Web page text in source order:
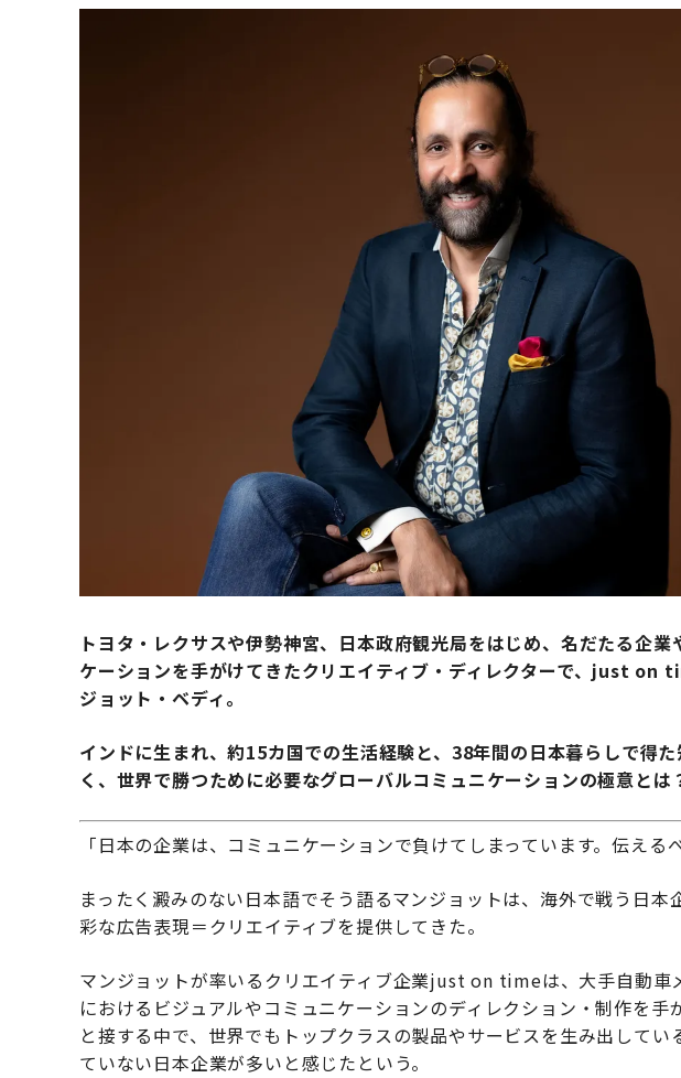
トヨタ・レクサスや伊勢神宮、日本政府観光局をはじめ、名だたる企
ケーションを手がけてきたクリエイティブ・ディレクターで、just on
ジョット・ベディ。
インドに生まれ、約15カ国での生活経験と、38年間の日本暮らしで得
く、世界で勝つために必要なグローバルコミュニケーションの極意とは
「日本の企業は、コミュニケーションで負けてしまっています。伝える
まったく澱みのない日本語でそう語るマンジョットは、海外で戦う日
彩な広告表現＝クリエイティブを提供してきた。
マンジョットが率いるクリエイティブ企業just on timeは、大手自動車
におけるビジュアルやコミュニケーションのディレクション・制作を
と接する中で、世界でもトップクラスの製品やサービスを生み出して
ていない日本企業が多いと感じたという。